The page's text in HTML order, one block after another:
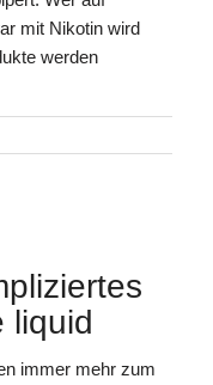
mit Nikotin wird
werden
liquid
immer mehr zum